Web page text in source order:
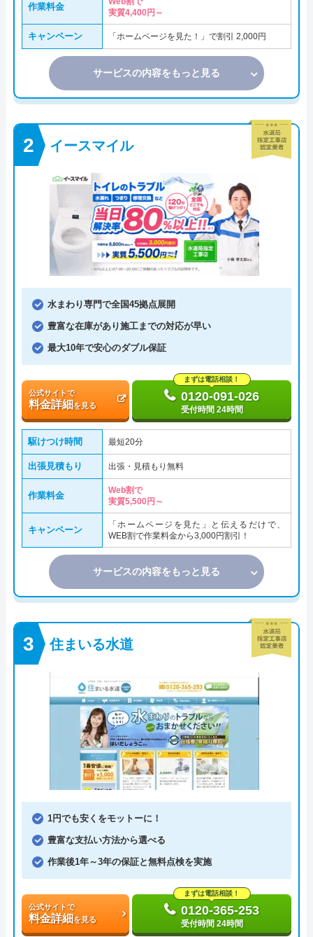
作業料金
実質4,400円～
キャンペーン 「ホームページを見た！」で割引 2,000円
サービスの内容をもっと見る
イースマイル
水まわり専門で全国45拠点展開
豊富な在庫があり施工までの対応が早い
最大10年で安心のダブル保証
公式サイトで
料金詳細を見る
まずは電話相談！
0120-091-026
受付時間 24時間
駆けつけ時間 最短20分
出張見積もり 出張・見積もり無料
作業料金
Web割で
実質5,500円～
キャンペーン
「ホームページを見た」と伝えるだけで、
WEB割で作業料金から3,000円割引！
サービスの内容をもっと見る
住まいる水道
1円でも安くをモットーに！
豊富な支払い方法から選べる
作業後1年～3年の保証と無料点検を実施
公式サイトで
料金詳細を見る
まずは電話相談！
0120-365-253
受付時間 24時間